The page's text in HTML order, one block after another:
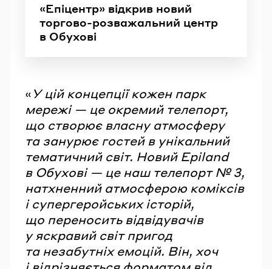
«Епіцентр» відкрив новий
торгово-розважальний центр
в Обухові
«У цій концепції кожен парк
мережі — це окремий телепорт,
що створює власну атмосферу
та занурює гостей в унікальний
тематичний світ. Новий Epiland
в Обухові — це наш телепорт № 3,
натхненний атмосферою коміксів
і супергеройських історій,
що переносить відвідувачів
у яскравий світ пригод
та незабутніх емоцій. Він, хоч